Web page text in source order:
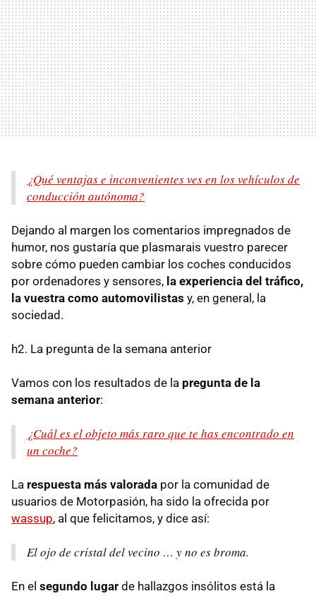
¿Qué ventajas e inconvenientes ves en los vehículos de
conducción autónoma?
Dejando al margen los comentarios impregnados de
humor, nos gustaría que plasmarais vuestro parecer
sobre cómo pueden cambiar los coches conducidos
por ordenadores y sensores, la experiencia del tráfico,
la vuestra como automovilistas y, en general, la
sociedad.
h2. La pregunta de la semana anterior
Vamos con los resultados de la pregunta de la
semana anterior:
¿Cuál es el objeto más raro que te has encontrado en
un coche?
La respuesta más valorada por la comunidad de
usuarios de Motorpasión, ha sido la ofrecida por
wassup, al que felicitamos, y dice así:
El ojo de cristal del vecino … y no es broma.
En el segundo lugar de hallazgos insólitos está la